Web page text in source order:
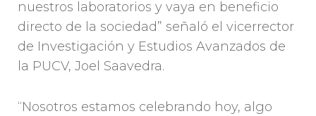
nuestros laboratorios y vaya en beneficio
directo de la sociedad” señaló el vicerrector
de Investigación y Estudios Avanzados de
la PUCV, Joel Saavedra.
“Nosotros estamos celebrando hoy, algo